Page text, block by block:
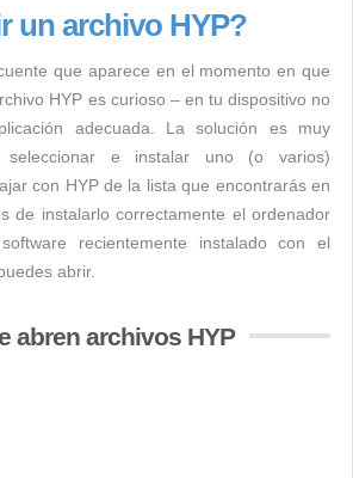
un archivo HYP?
que aparece en el momento en que
HYP es curioso – en tu dispositivo no
adecuada. La solución es muy
e instalar uno (o varios)
con HYP de la lista que encontrarás en
de instalarlo correctamente el ordenador
recientemente instalado con el
abrir.
abren archivos HYP